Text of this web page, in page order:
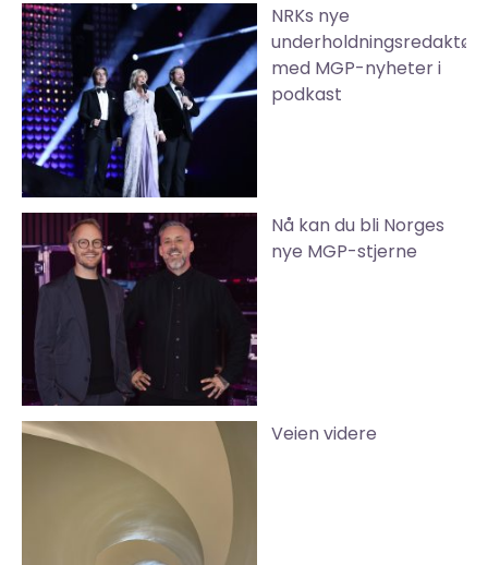
NRKs nye
underholdningsredaktør
med MGP-nyheter i
podkast
Nå kan du bli Norges
nye MGP-stjerne
Veien videre